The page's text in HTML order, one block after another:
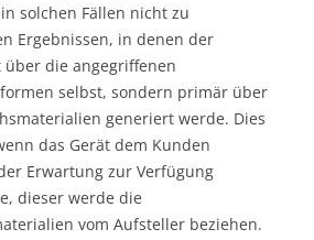
solchen Fällen nicht zu
Ergebnissen, in denen der
über die angegriffenen
selbst, sondern primär über
generiert werde. Dies
das Gerät dem Kunden
Erwartung zur Verfügung
dieser werde die
vom Aufsteller beziehen.